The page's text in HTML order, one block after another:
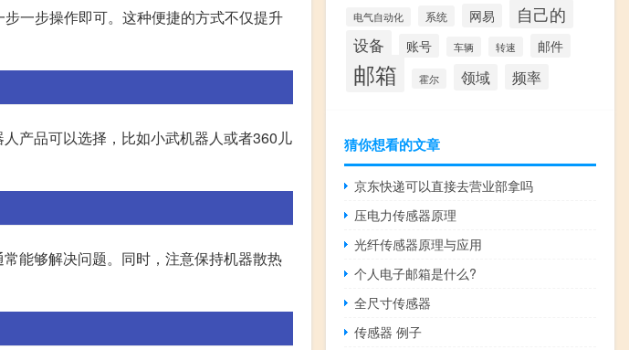
一步操作即可。这种便捷的方式不仅提升
产品可以选择，比如小武机器人或者360儿
能够解决问题。同时，注意保持机器散热
电气自动化 系统 网易 自己的
设备 账号 车辆 转速 邮件
邮箱 霍尔 领域 频率
猜你想看的文章
京东快递可以直接去营业部拿吗
压电力传感器原理
光纤传感器原理与应用
个人电子邮箱是什么?
全尺寸传感器
传感器 例子